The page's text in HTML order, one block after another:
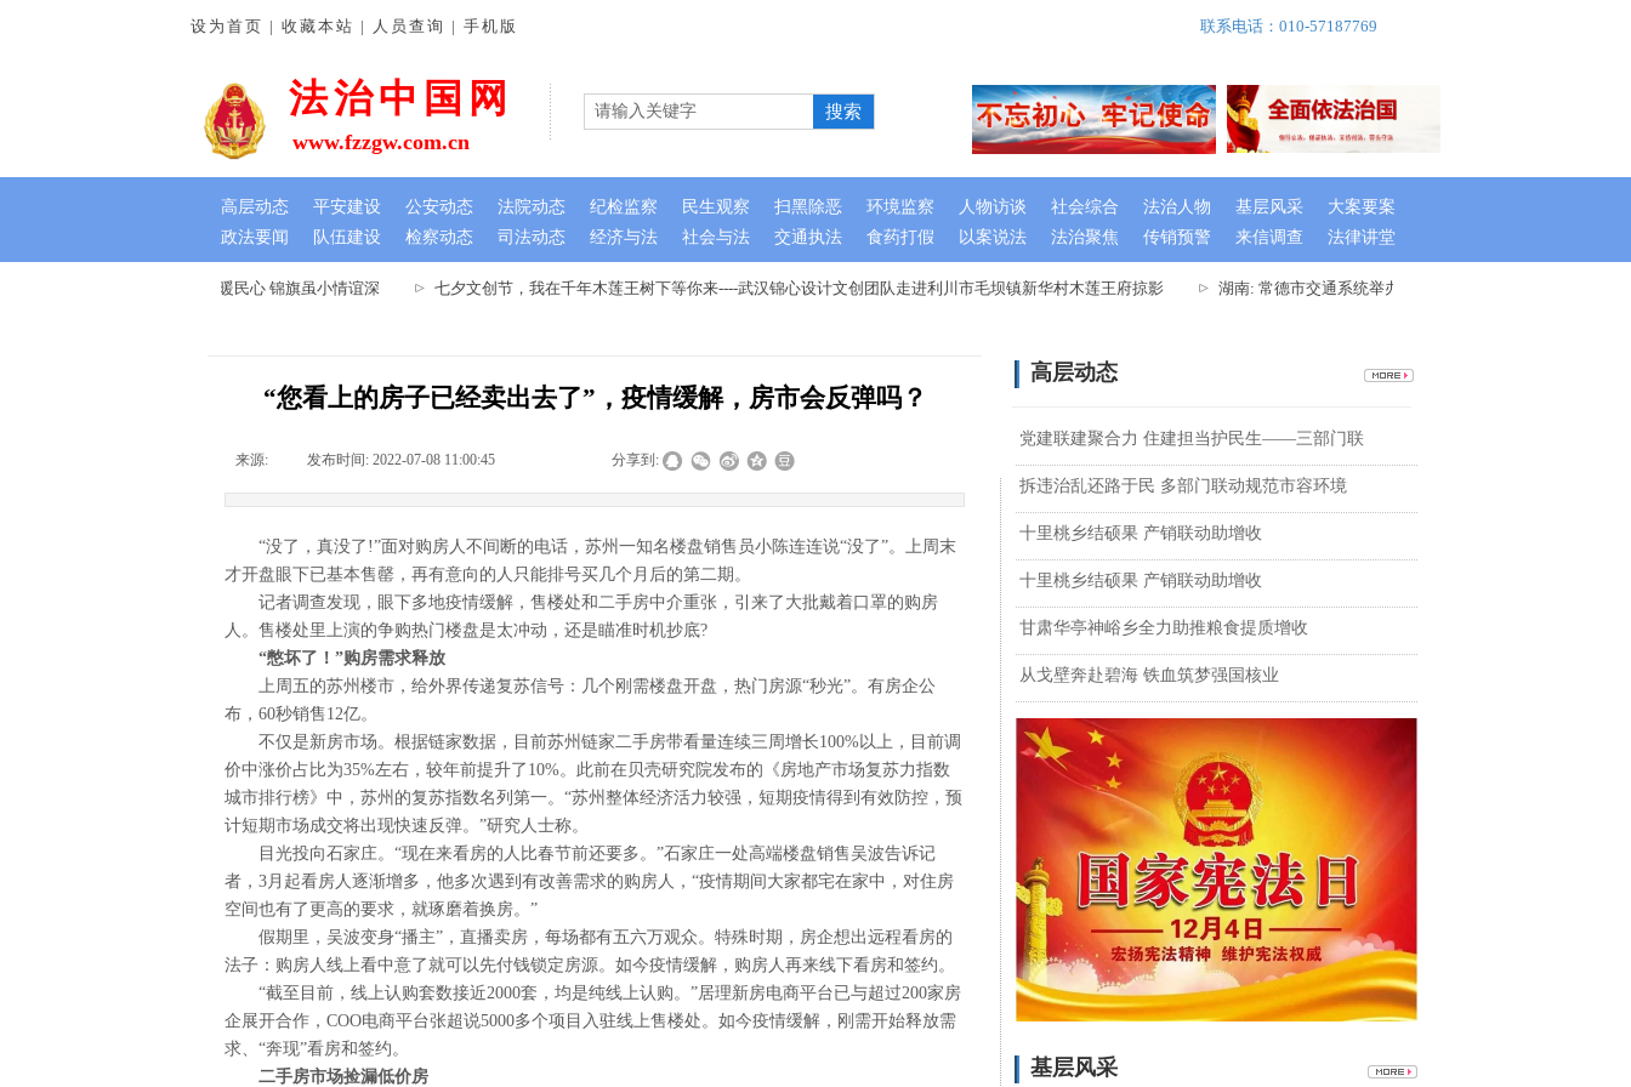
河南通许法院：排忧解难暖民心 锦旗虽小情谊深 七夕文创节，我在千年木莲王树下等你来----武汉锦心设计文创团队走进利川市毛坝镇新华村木莲王府掠影 湖南: 常德市交通系统举办出租车驾驶员创文专题培训班
法治中国网
政法要闻 队伍建设 检察动态 司法动态 经济与法 社会与法 交通执法 食药打假 以案说法 法治聚焦 传销预警 来信调查 法律讲堂
设为首页 | 收藏本站 | 人员查询 | 手机版 联系电话：010-57187769
搜索
www.fzzgw.com.cn
高层动态 平安建设 公安动态 法院动态 纪检监察 民生观察 扫黑除恶 环境监察 人物访谈 社会综合 法治人物 基层风采 大案要案
高层动态
“您看上的房子已经卖出去了”，疫情缓解，房市会反弹吗？
来源: 发布时间: 2022-07-08 11:00:45 分享到:
“没了，真没了!”面对购房人不间断的电话，苏州一知名楼盘销售员小陈连连说“没了”。上周末
才开盘眼下已基本售罄，再有意向的人只能排号买几个月后的第二期。
记者调查发现，眼下多地疫情缓解，售楼处和二手房中介重张，引来了大批戴着口罩的购房
人。售楼处里上演的争购热门楼盘是太冲动，还是瞄准时机抄底?
“憋坏了！”购房需求释放
上周五的苏州楼市，给外界传递复苏信号：几个刚需楼盘开盘，热门房源“秒光”。有房企公
布，60秒销售12亿。
不仅是新房市场。根据链家数据，目前苏州链家二手房带看量连续三周增长100%以上，目前调
价中涨价占比为35%左右，较年前提升了10%。此前在贝壳研究院发布的《房地产市场复苏力指数
城市排行榜》中，苏州的复苏指数名列第一。“苏州整体经济活力较强，短期疫情得到有效防控，预
计短期市场成交将出现快速反弹。”研究人士称。
目光投向石家庄。“现在来看房的人比春节前还要多。”石家庄一处高端楼盘销售吴波告诉记
者，3月起看房人逐渐增多，他多次遇到有改善需求的购房人，“疫情期间大家都宅在家中，对住房
空间也有了更高的要求，就琢磨着换房。”
假期里，吴波变身“播主”，直播卖房，每场都有五六万观众。特殊时期，房企想出远程看房的
法子：购房人线上看中意了就可以先付钱锁定房源。如今疫情缓解，购房人再来线下看房和签约。
“截至目前，线上认购套数接近2000套，均是纯线上认购。”居理新房电商平台已与超过200家房
企展开合作，COO电商平台张超说5000多个项目入驻线上售楼处。如今疫情缓解，刚需开始释放需
求、“奔现”看房和签约。
二手房市场捡漏低价房
党建联建聚合力 住建担当护民生——三部门联
拆违治乱还路于民 多部门联动规范市容环境
十里桃乡结硕果 产销联动助增收
十里桃乡结硕果 产销联动助增收
甘肃华亭神峪乡全力助推粮食提质增收
从戈壁奔赴碧海 铁血筑梦强国核业
基层风采